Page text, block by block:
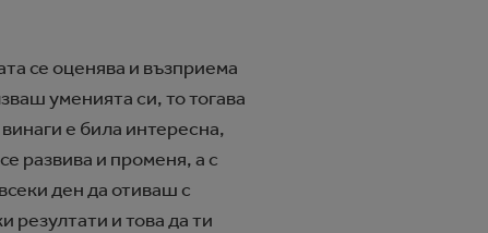
се оценява и възприема
уменията си, то тогава
е била интересна,
развива и променя, а с
ден да отиваш с
и това да ти